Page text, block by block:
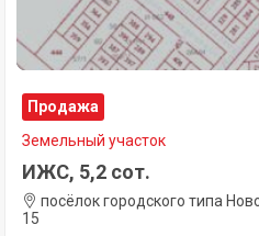
Продажа
Земельный участок
ИЖС, 5,2 сот.
посёлок городского типа
15